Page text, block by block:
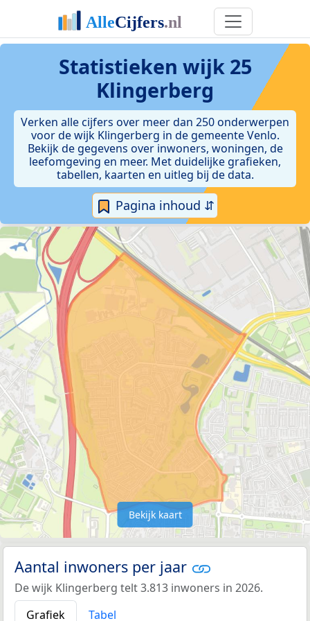
Statistieken wijk 25
Klingerberg
Verken alle cijfers over meer dan 250 onderwerpen
voor de wijk Klingerberg in de gemeente Venlo.
Bekijk de gegevens over inwoners, woningen, de
leefomgeving en meer. Met duidelijke grafieken,
tabellen, kaarten en uitleg bij de data.
Pagina inhoud ⇵
Bekijk kaart
Aantal inwoners per jaar
De wijk Klingerberg telt 3.813 inwoners in 2026.
Grafiek
Tabel